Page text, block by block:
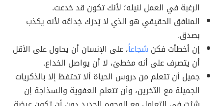
الرغبة في العمل لنيله؛ لأنك تكون قد خدعت.
المنافق الحقيقي هو الذي لا يُدرَك خِداعُه لأنه يكذب
بصدق.
إن أخطأت فكن شجاعاً، على الإنسان أن يحاول على الأقل
أن يتصرف على أنه مخطئ، لا أن يواصل الخداع.
جميل أن تتعلم من دروس الحياة ألا تحتفظ إلا بالذكريات
الجميلة مع الآخرين، وأن تتعلم العفوية والسذاجة إن